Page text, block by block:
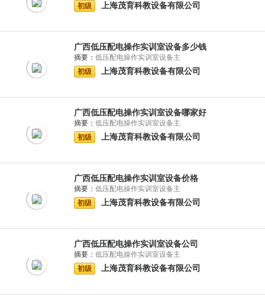
初级
上海茂育科教设备有限公司
广西低压配电操作实训室设备多少钱
摘要： 低压配电操作实训室设备主
初级
上海茂育科教设备有限公司
广西低压配电操作实训室设备哪家好
摘要： 低压配电操作实训室设备主
初级
上海茂育科教设备有限公司
广西低压配电操作实训室设备价格
摘要： 低压配电操作实训室设备主
初级
上海茂育科教设备有限公司
广西低压配电操作实训室设备公司
摘要： 低压配电操作实训室设备主
初级
上海茂育科教设备有限公司